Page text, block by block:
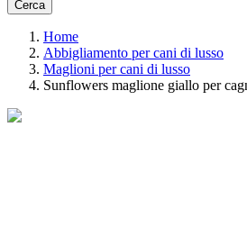
Home
Abbigliamento per cani di lusso
Maglioni per cani di lusso
Sunflowers maglione giallo per